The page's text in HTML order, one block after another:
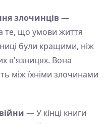
злочинців—
те, що умови життя
були кращими, ніж
в'язницях. Вона
між їхніми злочинами
— У кінці книги